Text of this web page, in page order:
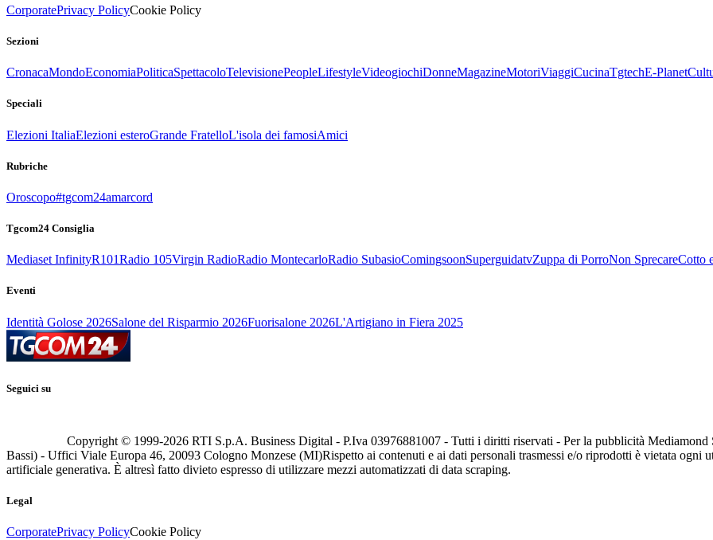
CorporatePrivacy PolicyCookie Policy
Sezioni
CronacaMondoEconomiaPoliticaSpettacoloTelevisionePeopleLifestyleVideogiochiDonneMagazineMotoriViaggiCucinaTgtechE-Planet
Speciali
Elezioni ItaliaElezioni esteroGrande FratelloL'isola dei famosiAmici
Rubriche
Oroscopo#tgcom24amarcord
Tgcom24 Consiglia
Mediaset InfinityR101Radio 105Virgin RadioRadio MontecarloRadio SubasioComingsoonSuperguidatvZuppa di PorroNon SprecareCotto
Eventi
Identità Golose 2026Salone del Risparmio 2026Fuorisalone 2026L'Artigiano in Fiera 2025
Seguici su
Copyright © 1999-2026 RTI S.p.A. Business Digital - P.Iva 03976881007 - Tutti i diritti riservati - Per la pubblicità
Bassi) - Uffici Viale Europa 46, 20093 Cologno Monzese (MI)Rispetto ai contenuti e ai dati personali trasmessi e/o riprodotti è vietata ogni
artificiale generativa. È altresì fatto divieto espresso di utilizzare mezzi automatizzati di data scraping.
Legal
CorporatePrivacy PolicyCookie Policy